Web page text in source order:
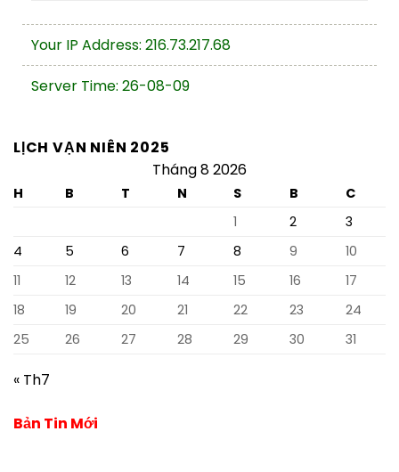
Your IP Address: 216.73.217.68
Server Time: 26-08-09
LỊCH VẠN NIÊN 2025
Tháng 8 2026
H B T N S B
C
1
2
3
4
5 6 7 8 9
10
11
12 13 14 15 16
17
18
19 20 21 22 23
24
25
26 27 28 29 30 31
« Th7
Bản Tin Mới